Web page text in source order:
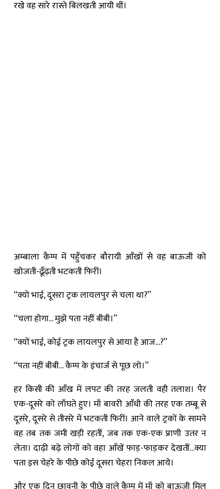
रखे वह सारे रास्ते बिलखती आयी थीं।
अम्बाला कैम्प में पहुँचकर बौरायी आँखों से वह बाऊजी को
खोजती-ढूँढ़ती भटकती फिरीं।
“क्यो भाई, दूसरा ट्रक लायलपुर से चला था?”
“चला होगा… मुझे पता नहीं बीबी।”
“क्यों भाई, कोई ट्रक लायलपुर से आया है आज…?”
“पता नहीं बीबी… कैम्प के इंचार्ज से पूछ लो।”
हर किसी की आँख में लपट की तरह जलती वही तलाश। पैर
एक-दूसरे को लाँघते हुए। माँ बावरी आँधी की तरह एक तम्बू से
दूसरे, दूसरे से तीसरे में भटकती फिरीं। आने वाले ट्रकों के सामने
वह तब तक जमी खड़ी रहतीं, जब तक एक-एक प्राणी उतर न
लेता। दाढ़ी बढ़े लोगों को वहा आँखें फाड़-फाड़कर देखतीं…क्या
पता इस चेहरे के पीछे कोई दूसरा चेहरा निकल आये।